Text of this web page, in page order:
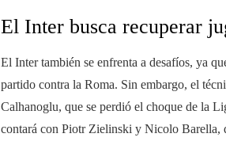
El Inter busca recuperar
El Inter también se enfrenta a desafíos, ya
partido contra la Roma. Sin embargo, el
Calhanoglu, que se perdió el choque de la
contará con Piotr Zielinski y Nicolo Barella,